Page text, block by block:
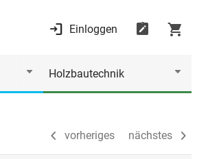
Einloggen
Holzbautechnik
vorheriges nächstes
vorheriges nächstes